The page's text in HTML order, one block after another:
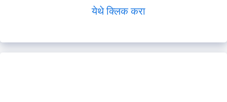
येथे क्लिक करा